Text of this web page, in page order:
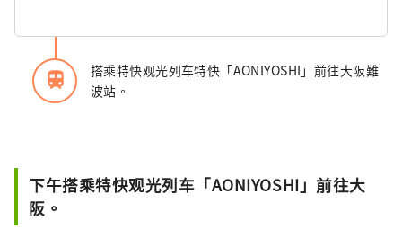
train
搭乘特快观光列车特快「AONIYOSHI」前往大阪難
波站。
下午搭乘特快观光列车「AONIYOSHI」前往大
阪。